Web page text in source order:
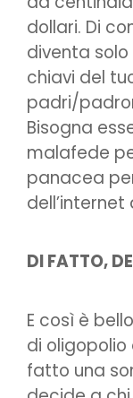
dollari. Di
diventa
chiavi del
padri/
Bisogna
malafede
panacea
DI FATTO,
E così è
di
fatto una